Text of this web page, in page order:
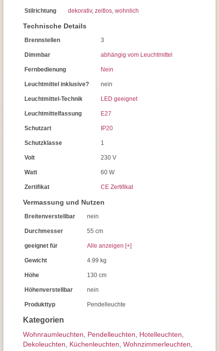
Kategorien
Wohnraum­leuchten Pendel­leuchten Hotelleuchten
Dekoleuchten
Küchenleuchten Wohnzimmer­leuchten
Stilrichtung dekorativ, zeitlos, wohnlich
Technische Details
Brennstellen 3
Dimmbar abhängig vom Leuchtmittel
Fernbedienung Nein
Leuchtmittel inklusive? nein
Leuchtmittel-Technik LED geeignet
Leuchtmittelfassung E27
Schutzart IP20
Schutzklasse 1
Volt 230 V
Watt 60 W
Zertifikat CE Zertifikat
Vermassung und Nutzen
Breitenverstellbar nein
Durchmesser 55 cm
geeignet für Alle anzeigen [+]
Gewicht 4.99 kg
Höhe 130 cm
Höhenverstellbar nein
Produkttyp Pendelleuchte